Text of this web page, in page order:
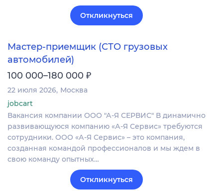
Откликнуться
Мастер-приемщик (СТО грузовых
автомобилей)
100 000–180 000 ₽
22 июля 2026 Москва
jobcart
Вакансия компании ООО "А-Я СЕРВИС" В динамично
развивающуюся компанию «А-Я Сервис» требуются
сотрудники. ООО «А-Я Сервис» – это компания,
созданная командой профессионалов и мы ждем в
свою команду опытных…
Откликнуться